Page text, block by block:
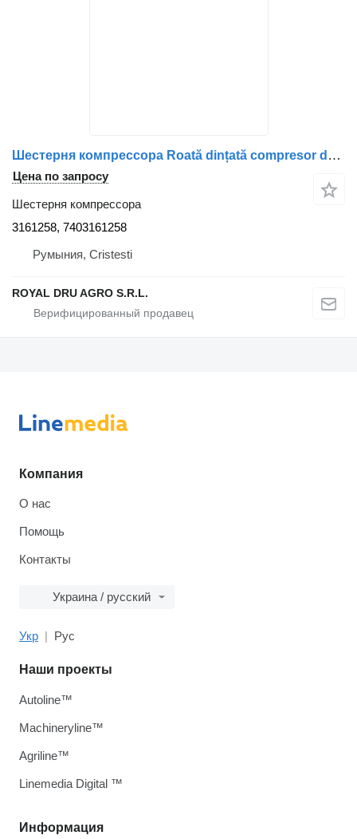
Шестерня компрессора Roată dințată compresor de aer 3161258 для грузовика Volvo 7610 138380C
Цена по запросу
Шестерня компрессора
3161258, 7403161258
Румыния, Cristesti
ROYAL DRU AGRO S.R.L.
Компания
О нас
Помощь
Контакты
Украина / русский
Укр Рус
Информация
Наши проекты
Autoline™
Machineryline™
Agriline™
Linemedia Digital ™